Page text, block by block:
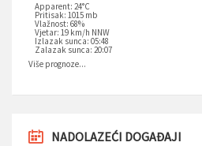
Apparent: 24°C
Pritisak: 1015 mb
Vlažnost: 68%
Vjetar: 19 km/h NNW
Izlazak sunca: 05:48
Zalazak sunca: 20:07
Više prognoze...
NADOLAZEĆI DOGAĐAJI